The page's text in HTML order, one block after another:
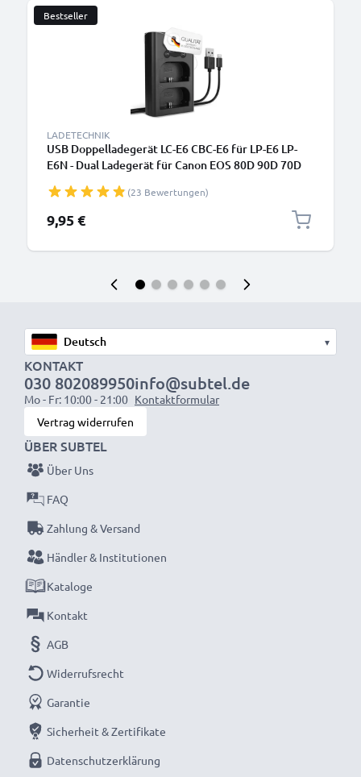
Bestseller
LADETECHNIK
USB Doppelladegerät LC-E6 CBC-E6 für LP-E6 LP-
E6N - Dual Ladegerät für Canon EOS 80D 90D 70D
Kamera Akkus, Ladekabel Netzteil
(23 Bewertungen)
9,95 €
▾
KONTAKT
030 802089950
Mo - Fr: 10:00 - 21:00
info@subtel.de
Kontaktformular
Vertrag widerrufen
ÜBER SUBTEL
Über Uns
FAQ
Zahlung & Versand
Händler & Institutionen
Kataloge
Kontakt
AGB
Widerrufsrecht
Garantie
Sicherheit & Zertifikate
Datenschutzerklärung